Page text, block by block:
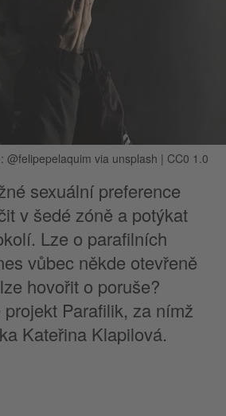
@felipepelaquim via unsplash | CC0 1.0
sexuální preference
v šedé zóně a potýkat
Lze o parafilních
vůbec někde otevřeně
hovořit o poruše?
Parafilik, za nímž
Kateřina Klapilová.